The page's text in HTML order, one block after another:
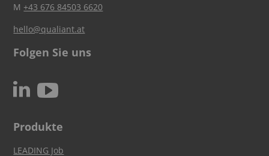
M+43 676 84503 6620
hello@qualiant.at
Folgen Sie uns
N c
Produkte
LEADING Job